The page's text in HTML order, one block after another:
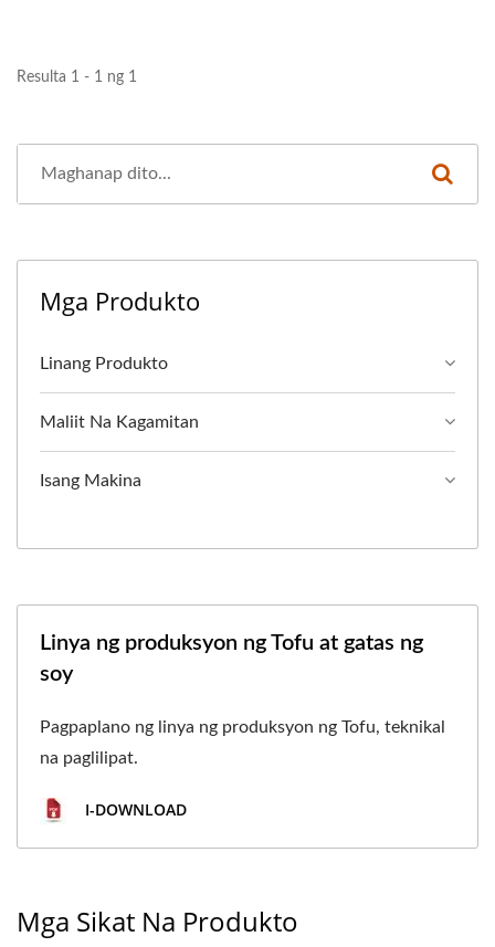
Resulta 1 - 1 ng 1
Mga Produkto
Linang Produkto
Maliit Na Kagamitan
Isang Makina
Linya ng produksyon ng Tofu at gatas ng
soy
Pagpaplano ng linya ng produksyon ng Tofu, teknikal
na paglilipat.
I-DOWNLOAD
Mga Sikat Na Produkto